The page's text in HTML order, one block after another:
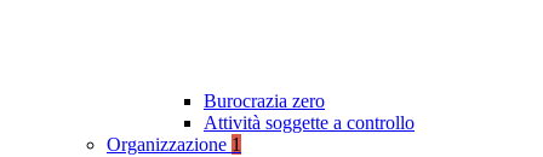
Burocrazia zero
Attività soggette a controllo
Organizzazione 1